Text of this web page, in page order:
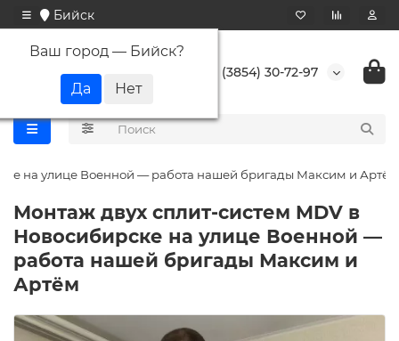
Бийск
Ваш город — Бийск?
+7 (3854) 30-72-97
на улице Военной — работа нашей бригады Максим и Артём
Монтаж двух сплит-систем MDV в
Новосибирске на улице Военной —
работа нашей бригады Максим и
Артём